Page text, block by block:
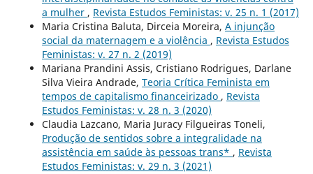
a mulher , Revista Estudos Feministas: v. 25 n. 1 (2017)
Maria Cristina Baluta, Dirceia Moreira, A injunção
social da maternagem e a violência , Revista Estudos
Feministas: v. 27 n. 2 (2019)
Mariana Prandini Assis, Cristiano Rodrigues, Darlane
Silva Vieira Andrade, Teoria Crítica Feminista em
tempos de capitalismo financeirizado , Revista
Estudos Feministas: v. 28 n. 3 (2020)
Claudia Lazcano, Maria Juracy Filgueiras Toneli,
Produção de sentidos sobre a integralidade na
assistência em saúde às pessoas trans* , Revista
Estudos Feministas: v. 29 n. 3 (2021)